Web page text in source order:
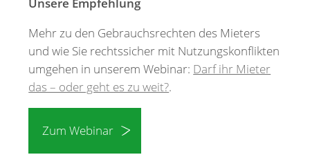
Unsere Empfehlung
Mehr zu den Gebrauchsrechten des Mieters
und wie Sie rechtssicher mit Nutzungskonflikten
umgehen in unserem Webinar: Darf ihr Mieter
das – oder geht es zu weit?.
Zum Webinar